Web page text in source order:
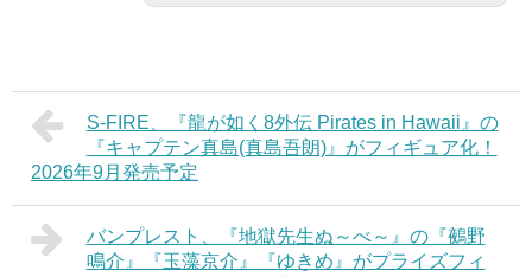
S-FIRE、『龍が如く8外伝 Pirates in Hawaii』の
『キャプテン真島(真島吾朗)』がフィギュア化！
2026年9月発売予定
バンプレスト、『地獄先生ぬ～べ～』の『鵺野
鳴介』『玉藻京介』『ゆきめ』がプライズフィ